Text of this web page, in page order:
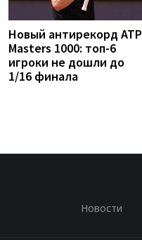
Новый антирекорд ATP
Masters 1000: топ-6
игроки не дошли до
1/16 финала
Новости